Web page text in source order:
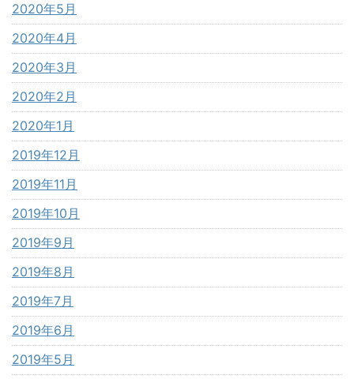
2020年5月
2020年4月
2020年3月
2020年2月
2020年1月
2019年12月
2019年11月
2019年10月
2019年9月
2019年8月
2019年7月
2019年6月
2019年5月